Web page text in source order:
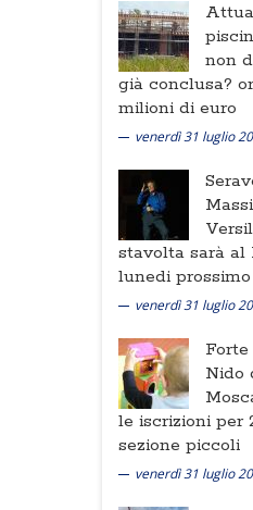
non
già conclusa?
milioni di euro
venerdì 31 luglio
stavolta sarà al
lunedi prossimo
venerdì 31 luglio
Nido
le iscrizioni per
sezione piccoli
venerdì 31 luglio